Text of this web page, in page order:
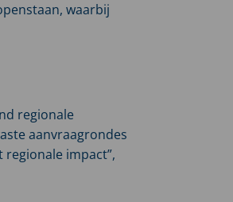
waarbij
regionale
aanvraagrondes
impact”,